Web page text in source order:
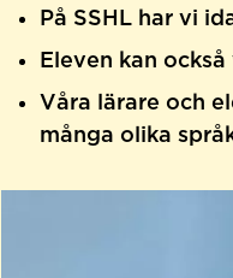
På SSHL har vi
Eleven kan
Våra lärare och
många olika